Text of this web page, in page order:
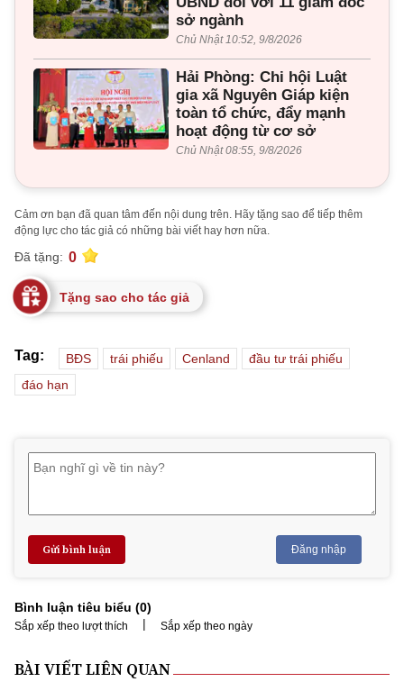
sở ngành
Chủ Nhật 10:52, 9/8/2026
Hải Phòng: Chi hội Luật
gia xã Nguyên Giáp kiện
toàn tổ chức, đẩy mạnh
hoạt động từ cơ sở
Chủ Nhật 08:55, 9/8/2026
Cảm ơn bạn đã quan tâm đến nội dung trên. Hãy tặng sao để tiếp thêm
động lực cho tác giả có những bài viết hay hơn nữa.
Đã tặng: 0
Tặng sao cho tác giả
Tag: BĐS trái phiếu Cenland
đầu tư trái phiếu
đáo hạn
Gửi bình luận Đăng nhập
Bình luận tiêu biểu (0)
Sắp xếp theo lượt thích | Sắp xếp theo ngày
BÀI VIẾT LIÊN QUAN